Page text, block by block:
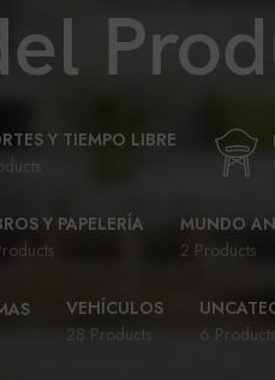
Y TIEMPO LIBRE
Y PAPELERÍA
MUNDO
2 Products
VEHÍCULOS
28 Products
6 Products